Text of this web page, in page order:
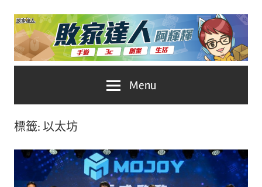
Skip
content
家
人
No.1
遊
戲
科
技
自
Menu
標籤: 以太坊